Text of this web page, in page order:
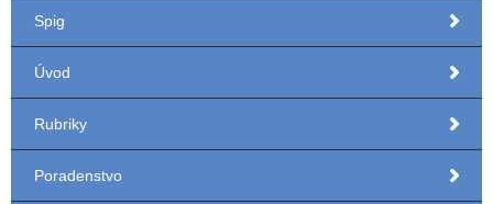
Spig
Úvod
Rubriky
Poradenstvo